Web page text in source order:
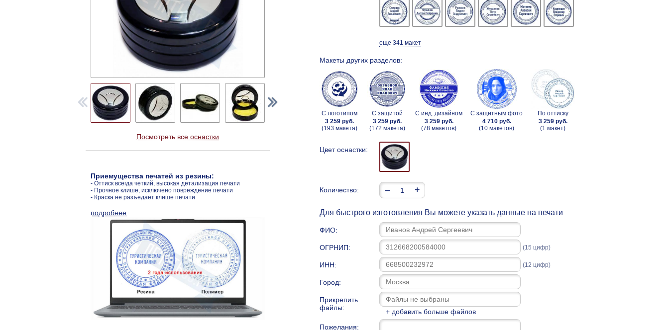
еще 341 макет
Макеты других разделов:
С логотипом
3 259 руб.
(193 макета)
С защитой
3 259 руб.
(172 макета)
С инд. дизайном
3 259 руб.
(78 макетов)
С защитным фото
4 710 руб.
(10 макетов)
По оттиску
3 259 руб.
(1 макет)
Цвет оснастки:
Количество: – +
Для быстрого изготовления Вы можете указать данные на печати
ФИО:
ОГРНИП: (15 цифр)
ИНН: (12 цифр)
Город:
Прикрепить
файлы:
+ добавить больше файлов
Пожелания:
Посмотреть все оснастки
Приемущества печатей из резины:
- Оттиск всегда четкий, высокая детализация печати
- Прочное клише, исключено повреждение печати
- Краска не разъедает клише печати
подробнее